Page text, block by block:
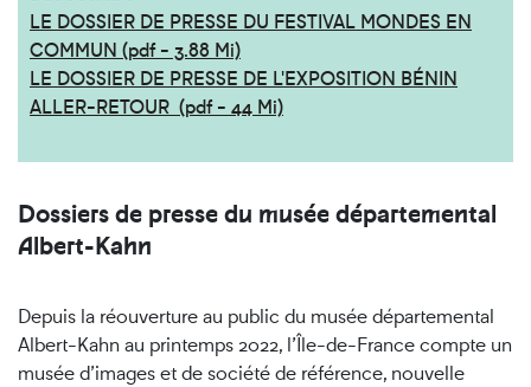
LE DOSSIER DE PRESSE DU FESTIVAL MONDES EN
COMMUN (pdf - 3.88 Mi)
LE DOSSIER DE PRESSE DE L'EXPOSITION BÉNIN
ALLER-RETOUR (pdf - 44 Mi)
Dossiers de presse du musée départemental
Albert-Kahn
Depuis la réouverture au public du musée départemental
Albert-Kahn au printemps 2022, l’Île-de-France compte un
musée d’images et de société de référence, nouvelle